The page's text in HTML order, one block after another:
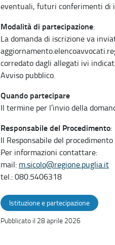
eventuali, futuri conferimenti di
Modalità di partecipazione:
La domanda di iscrizione va
corredato dagli allegati ivi
Avviso pubblico.
Quando partecipare
Il termine per l’invio della
Responsabile del Procedimento:
Il Responsabile del
Per informazioni contattare:
mail: m.sicolo@regione.puglia.it
tel.: 080.5406318
Istituzione e partecipazione
Pubblicato il 28 aprile 2026